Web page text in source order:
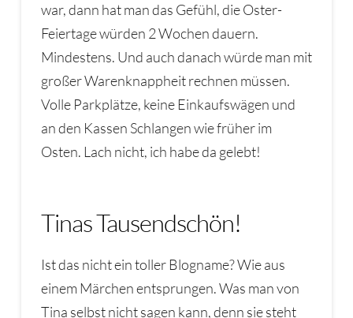
war, dann hat man das Gefühl, die Oster-
Feiertage würden 2 Wochen dauern.
Mindestens. Und auch danach würde man mit
großer Warenknappheit rechnen müssen.
Volle Parkplätze, keine Einkaufswägen und
an den Kassen Schlangen wie früher im
Osten. Lach nicht, ich habe da gelebt!
Tinas Tausendschön!
Ist das nicht ein toller Blogname? Wie aus
einem Märchen entsprungen. Was man von
Tina selbst nicht sagen kann, denn sie steht